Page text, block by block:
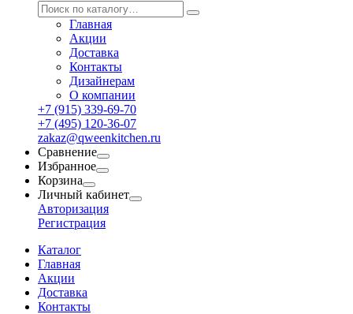
Главная
Акции
Доставка
Контакты
Дизайнерам
О компании
+7 (915) 339-69-70
+7 (495) 120-36-07
zakaz@qweenkitchen.ru
Сравнение
Избранное
Корзина
Личный кабинет
Авторизация
Регистрация
Каталог
Главная
Акции
Доставка
Контакты